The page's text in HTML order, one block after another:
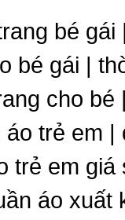
bé gái
bé gái |
cho
trẻ em
trẻ em
áo xuất